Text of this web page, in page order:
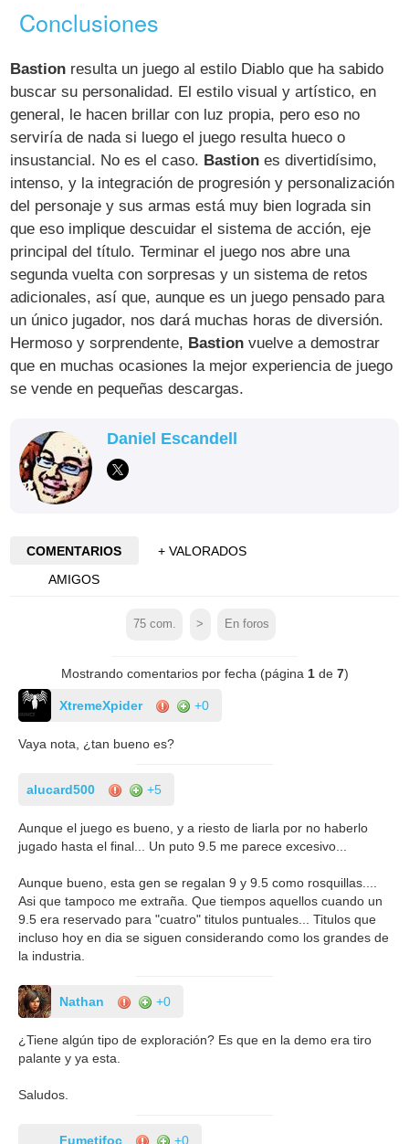
Conclusiones
Bastion resulta un juego al estilo Diablo que ha sabido
buscar su personalidad. El estilo visual y artístico, en
general, le hacen brillar con luz propia, pero eso no
serviría de nada si luego el juego resulta hueco o
insustancial. No es el caso. Bastion es divertidísimo,
intenso, y la integración de progresión y personalización
del personaje y sus armas está muy bien lograda sin
que eso implique descuidar el sistema de acción, eje
principal del título. Terminar el juego nos abre una
segunda vuelta con sorpresas y un sistema de retos
adicionales, así que, aunque es un juego pensado para
un único jugador, nos dará muchas horas de diversión.
Hermoso y sorprendente, Bastion vuelve a demostrar
que en muchas ocasiones la mejor experiencia de juego
se vende en pequeñas descargas.
Daniel Escandell
COMENTARIOS
+ VALORADOS
AMIGOS
75com. > En foros
Mostrando comentarios por fecha (página 1de 7)
XtremeXpider +0
Vaya nota, ¿tan bueno es?
alucard500 +5
Aunque el juego es bueno, y a riesto de liarla por no haberlo
jugado hasta el final... Un puto 9.5 me parece excesivo...
Aunque bueno, esta gen se regalan 9 y 9.5 como rosquillas....
Asi que tampoco me extraña. Que tiempos aquellos cuando un
9.5 era reservado para "cuatro" titulos puntuales... Titulos que
incluso hoy en dia se siguen considerando como los grandes de
la industria.
Nathan +0
¿Tiene algún tipo de exploración? Es que en la demo era tiro
palante y ya esta.
Saludos.
Fumetifoc +0